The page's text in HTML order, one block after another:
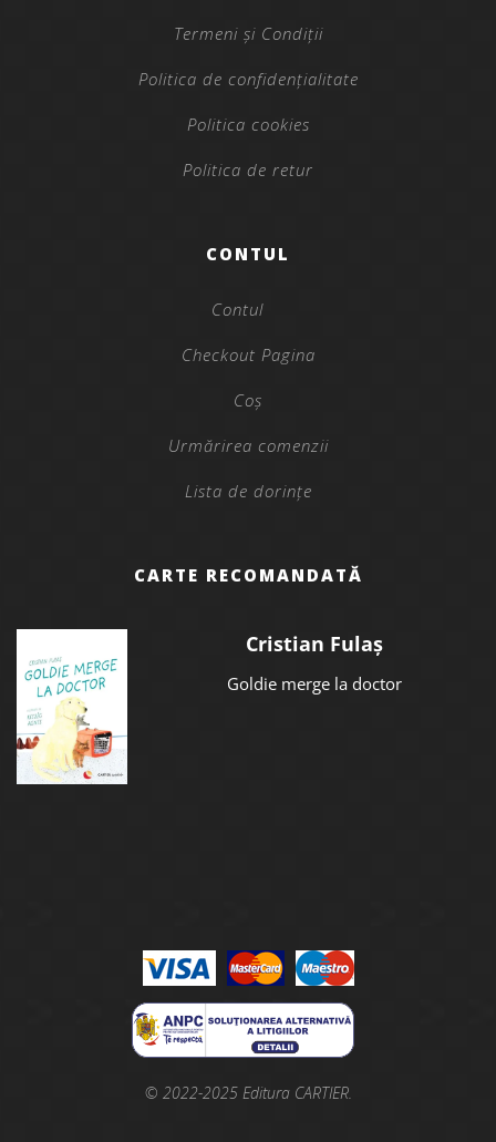
Termeni și Condiții
Politica de confidențialitate
Politica cookies
Politica de retur
CONTUL
Contul
Checkout Pagina
Coș
Urmărirea comenzii
Lista de dorințe
CARTE RECOMANDATĂ
Cristian Fulaș
Goldie merge la doctor
© 2022-2025 Editura CARTIER.